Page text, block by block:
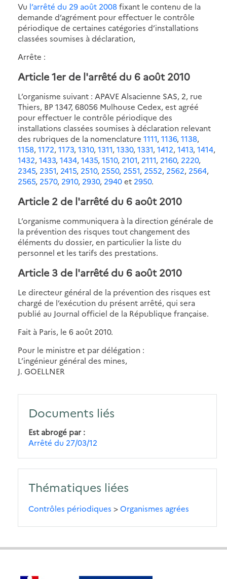
Vu l’arrêté du 29 août 2008fixant le contenu de la
demande d’agrément pour effectuer le contrôle
périodique de certaines catégories d’installations
classées soumises à déclaration,
Arrête :
Article 1er de l'arrêté du 6 août 2010
L’organisme suivant : APAVE Alsacienne SAS, 2, rue
Thiers, BP 1347, 68056 Mulhouse Cedex, est agréé
pour effectuer le contrôle périodique des
installations classées soumises à déclaration relevant
des rubriques de la nomenclature 1111,1136,1138,
1158,1172,1173,1310,1311,1330,1331,1412,1413,1414,
1432,1433,1434,1435,1510, 2101, 2111, 2160, 2220,
2345, 2351, 2415, 2510, 2550, 2551, 2552, 2562, 2564,
2565, 2570, 2910, 2930, 2940et 2950.
Article 2 de l'arrêté du 6 août 2010
L’organisme communiquera à la direction générale de
la prévention des risques tout changement des
éléments du dossier, en particulier la liste du
personnel et les tarifs des prestations.
Article 3 de l'arrêté du 6 août 2010
Le directeur général de la prévention des risques est
chargé de l’exécution du présent arrêté, qui sera
publié au Journal officiel de la République française.
Fait à Paris, le 6 août 2010.
Pour le ministre et par délégation :
L’ingénieur général des mines,
J. GOELLNER
Documents liés
Est abrogé par
Arrêté du 27/03/12
Thématiques liées
Contrôles périodiques >Organismes agrées